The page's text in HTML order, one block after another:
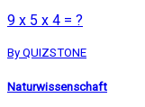
9 x 5 x 4 = ?
By QUIZSTONE
Naturwissenschaft